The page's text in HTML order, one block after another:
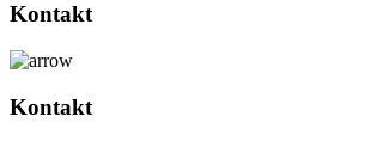
Kontakt
Kontakt